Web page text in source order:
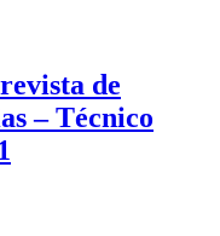
de
– Técnico